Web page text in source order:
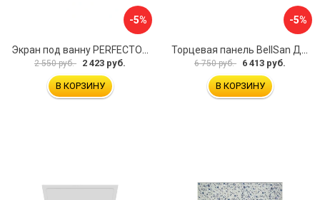
-5%
Экран под ванну PERFECTO LINEA 36-000157
2 550 руб. 2 423 руб.
В КОРЗИНУ
-5%
Торцевая панель BellSan Даниелла 4627171531049
6 750 руб. 6 413 руб.
В КОРЗИНУ